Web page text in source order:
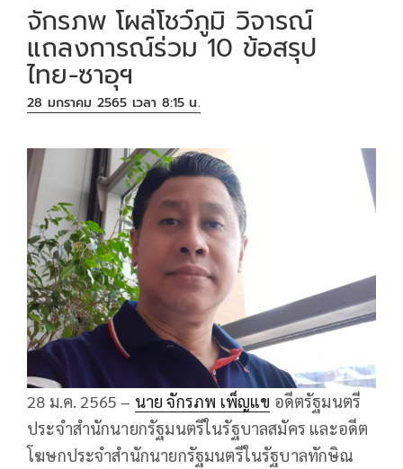
จักรภพ โผล่โชว์ภูมิ วิจารณ์
แถลงการณ์ร่วม 10 ข้อสรุป
ไทย-ซาอุฯ
28 มกราคม 2565 เวลา 8:15 น.
28 ม.ค. 2565 – นาย จักรภพ เพ็ญแข อดีตรัฐมนตรี
ประจำสำนักนายกรัฐมนตรีในรัฐบาลสมัคร และอดีต
โฆษกประจำสำนักนายกรัฐมนตรีในรัฐบาลทักษิณ